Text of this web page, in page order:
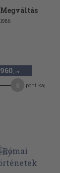
Megváltás
1986
960 ,-Ft
pont kapható